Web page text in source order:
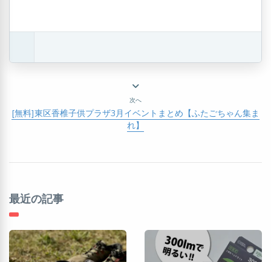
次へ
[無料]東区香椎子供プラザ3月イベントまとめ【ふたごちゃん集ま
れ】
最近の記事